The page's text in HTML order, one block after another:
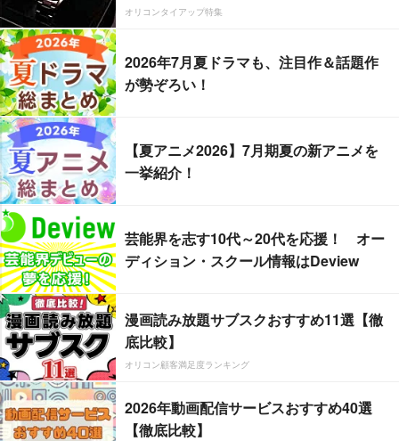
オリコンタイアップ特集
2026年7月夏ドラマも、注目作＆話題作
が勢ぞろい！
【夏アニメ2026】7月期夏の新アニメを
一挙紹介！
芸能界を志す10代～20代を応援！ オー
ディション・スクール情報はDeview
漫画読み放題サブスクおすすめ11選【徹
底比較】
オリコン顧客満足度ランキング
2026年動画配信サービスおすすめ40選
【徹底比較】